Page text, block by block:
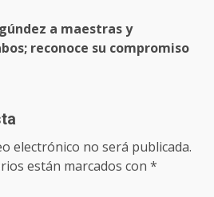
a maestras y
reconoce su compromiso
electrónico no será publicada.
están marcados con *